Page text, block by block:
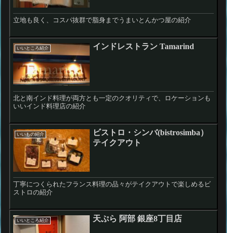
立地も良く、コスパ抜群で脂身までうまいとんかつ屋の紹介
いいところ紹介 インドレストラン Tamarind
北と南インド料理が両方とも一定のクオリティで、ロケーションも
いいインド料理店の紹介
いいもの紹介
ビストロ・シンバ(bistrosimba）
テイクアウト
丁寧につくられたフランス料理の品々がテイクアウトで楽しめるビ
ストロの紹介
いいところ紹介 天ぷら 阿部 銀座8丁目店